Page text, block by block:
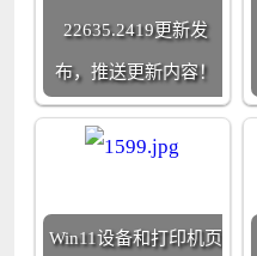
22635.2419更新发
布，推送更新内容！
Win11设备和打印机页